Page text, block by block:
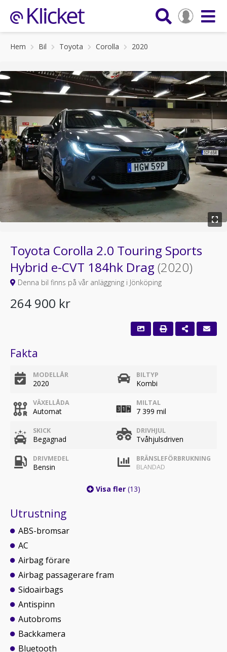
Hem Bil Toyota Corolla 2020
Toyota Corolla 2.0 Touring Sports
Hybrid e-CVT 184hk Drag (2020)
Denna bil finns på vår anläggning i Jönköping
264 900 kr
Fakta
MODELLÅR
2020
BILTYP
Kombi
VÄXELLÅDA
Automat
MILTAL
7 399 mil
SKICK
Begagnad
DRIVHJUL
Tvåhjulsdriven
DRIVMEDEL
Bensin
BRÄNSLEFÖRBRUKNING
BLANDAD
Visa fler (13)
Utrustning
ABS-bromsar
AC
Airbag förare
Airbag passagerare fram
Sidoairbags
Antispinn
Autobroms
Backkamera
Bluetooth